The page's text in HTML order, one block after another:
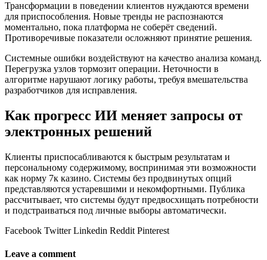
Трансформации в поведении клиентов нуждаются времени
для приспособления. Новые тренды не распознаются
моментально, пока платформа не соберёт сведений.
Противоречивые показатели осложняют принятие решения.
Системные ошибки воздействуют на качество анализа команд.
Перегрузка узлов тормозит операции. Неточности в
алгоритме нарушают логику работы, требуя вмешательства
разработчиков для исправления.
Как прогресс ИИ меняет запросы от
электронных решений
Клиенты приспосабливаются к быстрым результатам и
персональному содержимому, воспринимая эти возможности
как норму 7к казино. Системы без продвинутых опций
представляются устаревшими и некомфортными. Публика
рассчитывает, что системы будут предвосхищать потребности
и подстраиваться под личные выборы автоматически.
Facebook Twitter Linkedin Reddit Pinterest
Leave a comment